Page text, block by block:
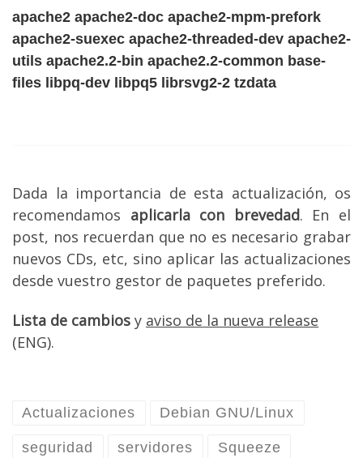
apache2 apache2-doc apache2-mpm-prefork
apache2-suexec apache2-threaded-dev apache2-
utils apache2.2-bin apache2.2-common base-
files libpq-dev libpq5 librsvg2-2 tzdata
Dada la importancia de esta actualización, os
recomendamos aplicarla con brevedad. En el
post, nos recuerdan que no es necesario grabar
nuevos CDs, etc, sino aplicar las actualizaciones
desde vuestro gestor de paquetes preferido.
Lista de cambios y aviso de la nueva release
(ENG).
Actualizaciones Debian GNU/Linux
seguridad servidores Squeeze